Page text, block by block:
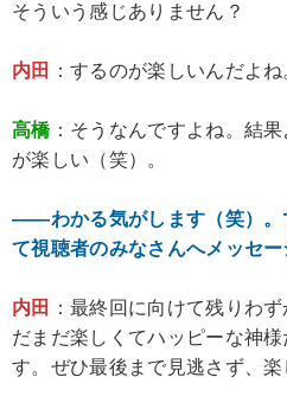
そういう感じありません？
内田 ：するのが楽しいんだよ
高橋：そうなんですよね。結
が楽しい（笑）。
――わかる気がします（笑）。
て視聴者のみなさんへメッセー
内田
：最終回に向けて残りわ
だまだ楽しくてハッピーな神
す。ぜひ最後まで見逃さず、楽